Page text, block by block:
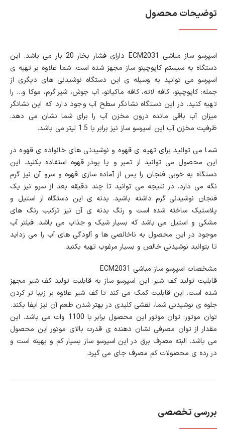
توضیحات محصول
اسپرسو ساز مباشی ECM2031 دارای فشار بخار 20 بار می باشد. این
دستگاه به سیستم کاپوچینو ساز مجهز شده است. شما علاوه بر تهیه ی
اسپرسو می توانید به وسیله ی این دستگاه نوشیدنی های دیگری از
جمله: کاپوچینو، کافه لاته، کافه ماکیاتو، آب جوش، شیر گرم، موکا و… را
تهیه کنید. در این دستگاه نشانگر سطح آب وجود دارد که این نشانگر
میزان آب باقی مانده درون مخزن آب را برای شما نشان می دهد.
ظرفیت مخزن آب این اسپرسو ساز نیز برابر با 1.5 لیتر می باشد.
شما می توانید برای تهیه ی قهوه و نوشیدنی های خانواده ی قهوه در
این محصول می توانید از تمپر و یا پودر قهوه استفاده بکنید. این
دستگاه به خوبی فنجان را پس از آماده سازی قهوه و سرو آن نیز گرم
نگه می دارد. در نتیجه می توانید تا چند دقیقه بعد از سرو نیز یک
فنجان نوشیدنی گرم داشته باشید. بدنه ی این دستگاه از استیل و
پلاستیک ساخته شده است و رنگ بدنه ی آن نیز ترکیب رنگ های
مشکی و استیل می باشد که بسیار شیک و جذاب می باشد. فیلتر آب
موجود در این محصول به ناخالصی ها و آلودگی های آب را می زداید
تا بتوانید نوشیدنی خالص و بسیار مرغوب تهیه بکنید.
مشخصات اسپرسو ساز مباشی ECM2031
قابلیت تولید کف شیر: این اسپرسو ساز به قابلیت تولید کف شیر مجهز
شده است. این قابلیت کمک می کند تا کف شیر علاوه بر زیبا تر کردن
جلوه ی نوشیدنی شما، نقشی کلیدی در بهتر شدن طعم آن نیز ایفا بکند.
توان موتور: توان موتور این محصول برابر با 1100 وات می باشد. این
مقدار از توان مصرفی نشان دهنده ی قدرت بالای موتور این محصول
می باشد. البته مصرف برق در این اسپرسو ساز بسیار کم و بهینه است و
در رده ی محصولات کم مصرف جای می گیرد.
بررسی تخصصی